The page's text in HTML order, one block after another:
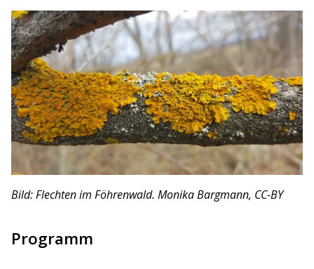
Bild: Flechten im Föhrenwald. Monika Bargmann, CC-BY
Programm